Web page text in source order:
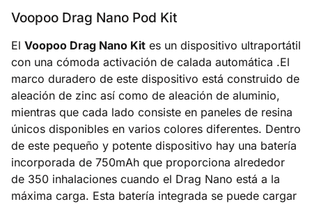
Voopoo Drag Nano Pod Kit
El Voopoo Drag Nano Kit es un dispositivo ultraportátil
con una cómoda activación de calada automática .El
marco duradero de este dispositivo está construido de
aleación de zinc así como de aleación de aluminio,
mientras que cada lado consiste en paneles de resina
únicos disponibles en varios colores diferentes. Dentro
de este pequeño y potente dispositivo hay una batería
incorporada de 750mAh que proporciona alrededor
de 350 inhalaciones cuando el Drag Nano está a la
máxima carga. Esta batería integrada se puede cargar